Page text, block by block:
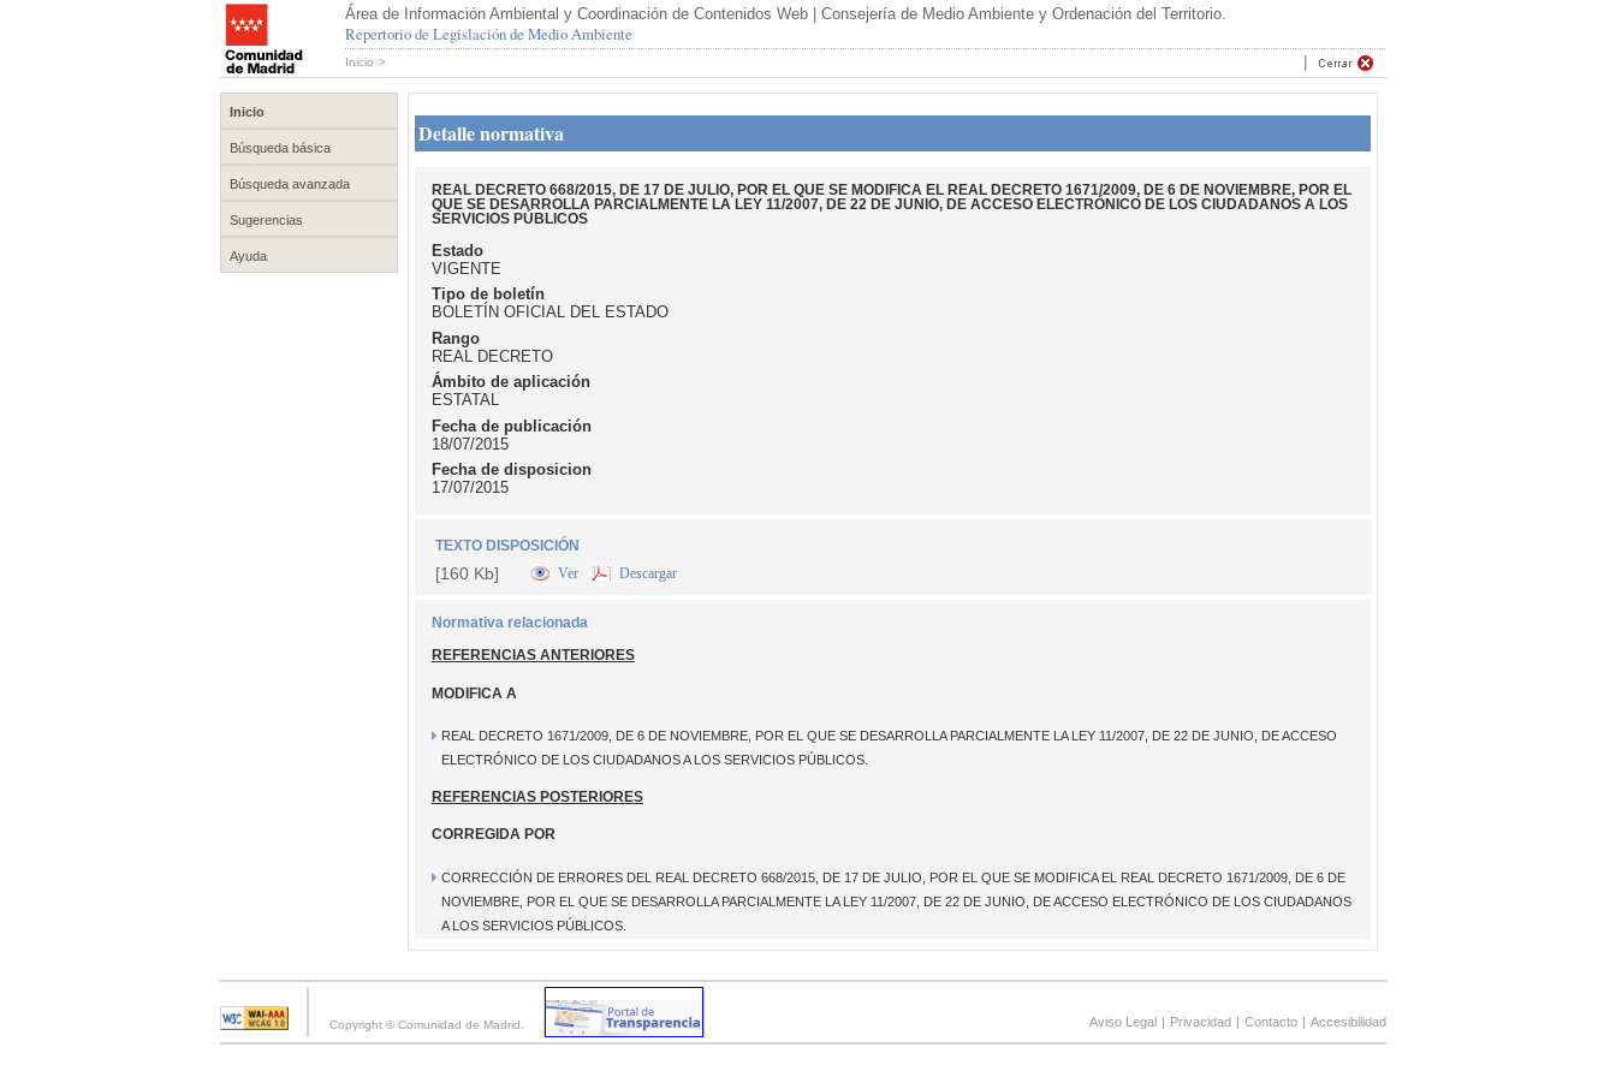
Área de Información Ambiental y Coordinación de Contenidos Web | Consejería de Medio Ambiente y Ordenación del Territorio.
Repertorio de Legislación de Medio Ambiente
Inicio >
Inicio
Búsqueda básica
Búsqueda avanzada
Sugerencias
Ayuda
Detalle normativa
REAL DECRETO 668/2015, DE 17 DE JULIO, POR EL QUE SE MODIFICA EL REAL DECRETO 1671/2009, DE 6 DE NOVIEMBRE, POR EL
QUE SE DESARROLLA PARCIALMENTE LA LEY 11/2007, DE 22 DE JUNIO, DE ACCESO ELECTRÓNICO DE LOS CIUDADANOS A LOS
SERVICIOS PÚBLICOS
Estado
VIGENTE
Tipo de boletín
BOLETÍN OFICIAL DEL ESTADO
Rango
REAL DECRETO
Ámbito de aplicación
ESTATAL
Fecha de publicación
18/07/2015
Fecha de disposicion
17/07/2015
TEXTO DISPOSICIÓN
[160 Kb] Ver Descargar
Normativa relacionada
REFERENCIAS ANTERIORES
MODIFICA A
REAL DECRETO 1671/2009, DE 6 DE NOVIEMBRE, POR EL QUE SE DESARROLLA PARCIALMENTE LA LEY 11/2007, DE 22 DE JUNIO, DE ACCESO
ELECTRÓNICO DE LOS CIUDADANOS A LOS SERVICIOS PÚBLICOS.
REFERENCIAS POSTERIORES
CORREGIDA POR
CORRECCIÓN DE ERRORES DEL REAL DECRETO 668/2015, DE 17 DE JULIO, POR EL QUE SE MODIFICA EL REAL DECRETO 1671/2009, DE 6 DE
NOVIEMBRE, POR EL QUE SE DESARROLLA PARCIALMENTE LA LEY 11/2007, DE 22 DE JUNIO, DE ACCESO ELECTRÓNICO DE LOS CIUDADANOS
A LOS SERVICIOS PÚBLICOS.
Copyright © Comunidad de Madrid. Aviso Legal Privacidad Contacto Accesibilidad